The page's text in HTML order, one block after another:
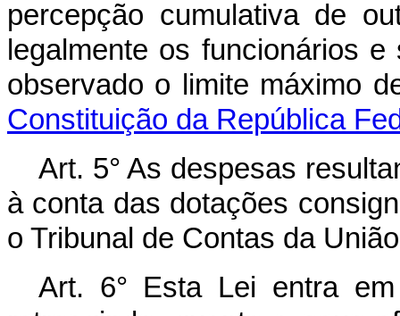
percepção cumulativa de
legalmente os funcionários
observado o limite máximo
Constituição da República
Art. 5° As despesas
à conta das dotações
o Tribunal de Contas da
Art. 6° Esta Lei entra